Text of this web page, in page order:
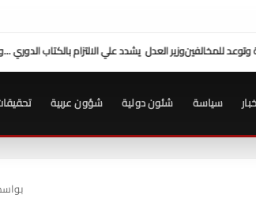
الدوري ...وجولة تفقدية مفاجئة " للشريف" بمحكمة شمال
سياسة شئون دولية شؤون عربية